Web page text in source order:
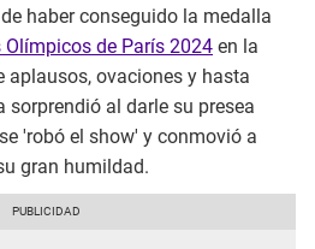
haber conseguido la medalla
Olímpicos de París 2024 en la
aplausos, ovaciones y hasta
sorprendió al darle su presea
'robó el show' y conmovió a
gran humildad.